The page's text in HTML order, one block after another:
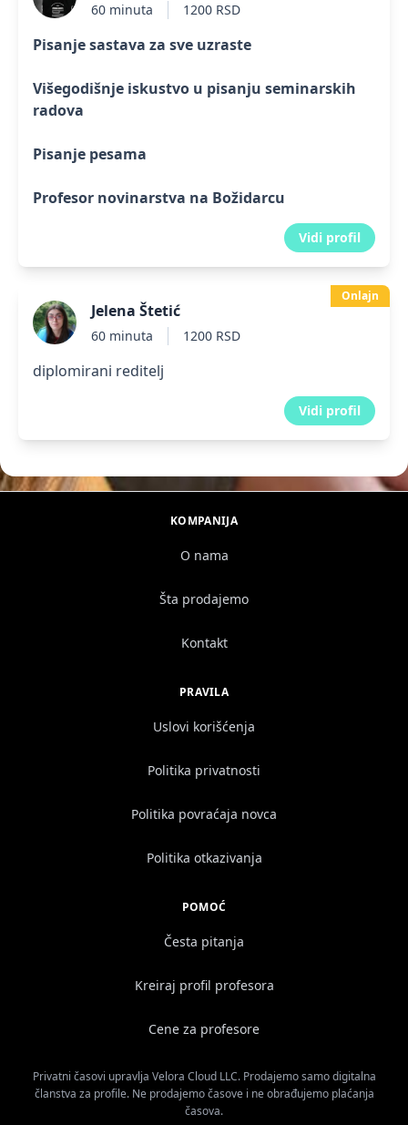
60 minuta 1200 RSD
Pisanje sastava za sve uzraste
Višegodišnje iskustvo u pisanju seminarskih
radova
Pisanje pesama
Profesor novinarstva na Božidarcu
Vidi profil
Jelena Štetić
60 minuta 1200 RSD
diplomirani reditelj
Vidi profil
Onlajn
KOMPANIJA
O nama
Šta prodajemo
Kontakt
PRAVILA
Uslovi korišćenja
Politika privatnosti
Politika povraćaja novca
Politika otkazivanja
POMOĆ
Česta pitanja
Kreiraj profil profesora
Cene za profesore
Privatni časovi upravlja Velora Cloud LLC. Prodajemo samo digitalna
članstva za profile. Ne prodajemo časove i ne obrađujemo plaćanja
časova.